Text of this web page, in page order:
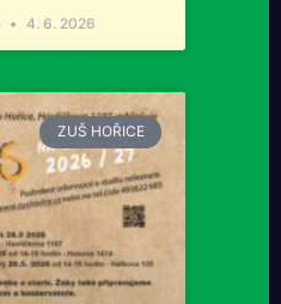
4. 6. 2026
ZUŠ HOŘICE